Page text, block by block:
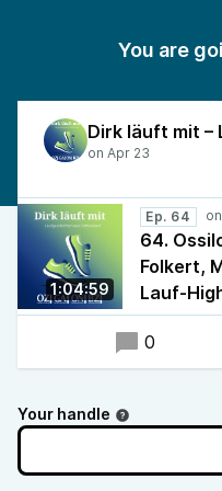
You are
1:04:59
Ep. 64
64.
Folkert,
Lauf-
0
Your handle